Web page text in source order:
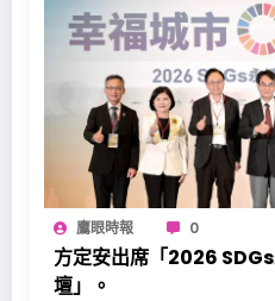
鷹眼時報 0
方定安出席「2026
壇」。